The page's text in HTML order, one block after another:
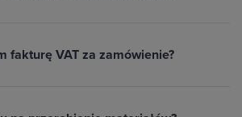
Certyfikaty. Warunkiem jego
fakturę VAT za zamówienie?